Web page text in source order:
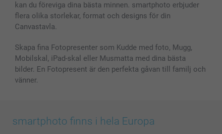
Presentkort
Alla fotoprodukter
kan du föreviga dina bästa minnen. smartphoto erbjuder
flera olika storlekar, format och designs för din
Canvastavla.
Skapa fina Fotopresenter som Kudde med foto, Mugg,
Mobilskal, iPad-skal eller Musmatta med dina bästa
bilder. En Fotopresent är den perfekta gåvan till familj och
vänner.
smartphoto finns i hela Europa